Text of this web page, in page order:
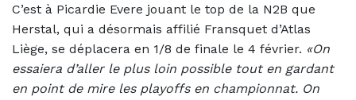
C’est à Picardie Evere jouant le top de la N2B que
Herstal, qui a désormais affilié Fransquet d’Atlas
Liège, se déplacera en 1/8 de finale le 4 février. «On
essaiera d’aller le plus loin possible tout en gardant
en point de mire les playoffs en championnat. On